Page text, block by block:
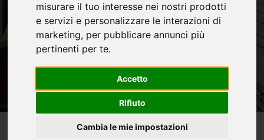
misurare il tuo interesse nei nostri prodotti
e servizi e personalizzare le interazioni di
marketing, per pubblicare annunci più
pertinenti per te.
Accetto
Rifiuto
Cambia le mie impostazioni